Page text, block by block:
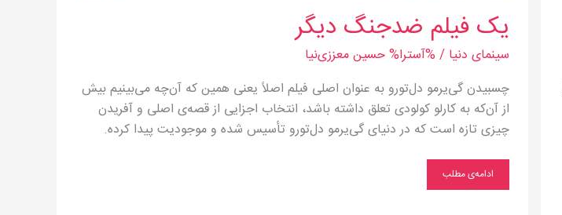
یک فیلم ضدجنگ دیگر
سینمای دنیا / %آسترا%حسین معززی‌نیا
چسبیدن گی‌یرمو دل‌تورو به عنوان اصلی فیلم اصلاً یعنی همین که آن‌چه می‌بینیم بیش
از آن‌که به کارلو کولودی تعلق داشته باشد، انتخاب اجزایی از قصه‌ی اصلی و آفریدن
چیزی تازه است که در دنیای گی‌یرمو دل‌تورو تأسیس شده و موجودیت پیدا کرده.
ادامه‌ی مطلب